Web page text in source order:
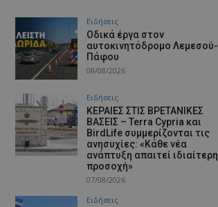
Ειδήσεις
Οδικά έργα στον
αυτοκινητόδρομο Λεμεσού-
Πάφου
08/08/2026
Ειδήσεις
ΚΕΡΑΙΕΣ ΣΤΙΣ ΒΡΕΤΑΝΙΚΕΣ
ΒΑΣΕΙΣ – Terra Cypria και
BirdLife συμμερίζονται τις
ανησυχίες: «Κάθε νέα
ανάπτυξη απαιτεί ιδιαίτερη
προσοχή»
07/08/2026
Ειδήσεις